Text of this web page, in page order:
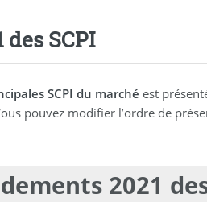
SCPI
SCPI du marché est
pouvez modifier l’ordre de
2021 des